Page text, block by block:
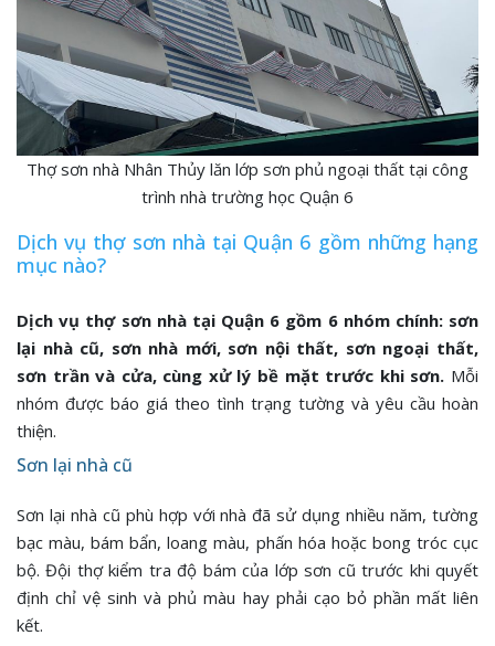
Thợ sơn nhà Nhân Thủy lăn lớp sơn phủ ngoại thất tại công
trình nhà trường học Quận 6
Dịch vụ thợ sơn nhà tại Quận 6 gồm những hạng
mục nào?
Dịch vụ thợ sơn nhà tại Quận 6 gồm 6 nhóm chính: sơn
lại nhà cũ, sơn nhà mới, sơn nội thất, sơn ngoại thất,
sơn trần và cửa, cùng xử lý bề mặt trước khi sơn. Mỗi
nhóm được báo giá theo tình trạng tường và yêu cầu hoàn
thiện.
Sơn lại nhà cũ
Sơn lại nhà cũ phù hợp với nhà đã sử dụng nhiều năm, tường
bạc màu, bám bẩn, loang màu, phấn hóa hoặc bong tróc cục
bộ. Đội thợ kiểm tra độ bám của lớp sơn cũ trước khi quyết
định chỉ vệ sinh và phủ màu hay phải cạo bỏ phần mất liên
kết.